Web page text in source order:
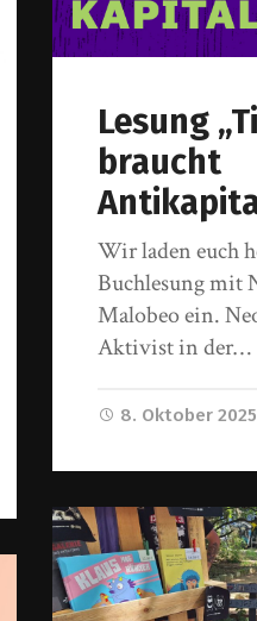
Lesung
braucht
Wir laden euch
Buchlesung mit
Malobeo ein.
Aktivist in der…
8. Oktober 2025